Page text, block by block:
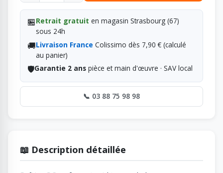
🏪Retrait gratuit en magasin Strasbourg (67)
sous 24h
🚚Livraison France Colissimo dès 7,90 € (calculé
au panier)
🛡️Garantie 2 anspièce et main d'œuvre · SAV local
📞 03 88 75 98 98
📖 Description détaillée